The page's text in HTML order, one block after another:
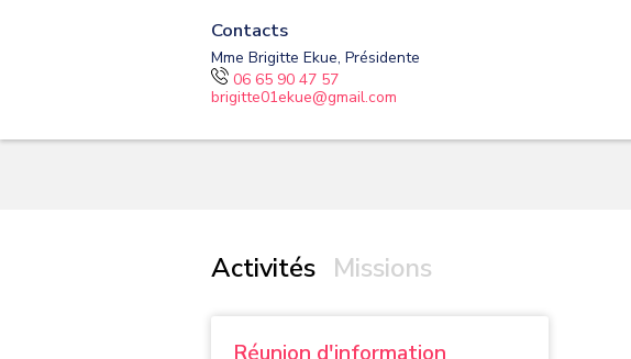
Contacts
Mme Brigitte Ekue, Présidente
06 65 90 47 57
brigitte01ekue@gmail.com
Activités Missions
Réunion d'information